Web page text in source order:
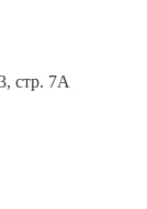
стр. 7А